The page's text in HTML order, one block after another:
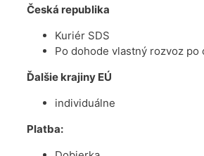
Česká republika
Kuriér SDS
Po dohode vlastný rozvoz po
Ďalšie krajiny EÚ
individuálne
Platba: